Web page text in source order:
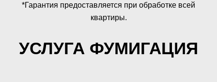
*Гарантия предоставляется при обработке всей
квартиры.
УСЛУГА ФУМИГАЦИЯ